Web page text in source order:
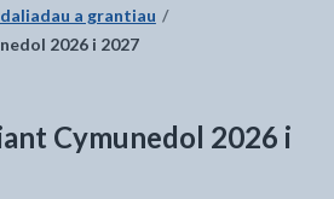
a grantiau
2026 i 2027
Cymunedol 2026 i